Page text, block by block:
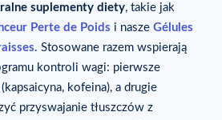
suplementy diety, takie jak
Perte de Poids i nasze Gélules
. Stosowane razem wspierają
kontroli wagi: pierwsze
kofeina), a drugie
przyswajanie tłuszczów z